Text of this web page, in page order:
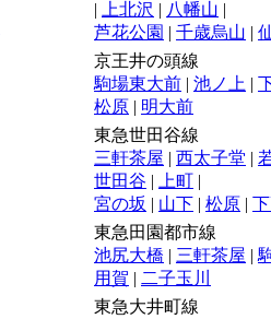
|
上北沢 | 八幡山 |
芦花公園 | 千歳烏山 |
京王井の頭線
駒場東大前 | 池ノ上 |
松原 | 明大前
東急世田谷線
三軒茶屋 | 西太子堂 |
世田谷 | 上町 |
宮の坂 | 山下 | 松原 |
東急田園都市線
池尻大橋 | 三軒茶屋 |
用賀 | 二子玉川
東急大井町線